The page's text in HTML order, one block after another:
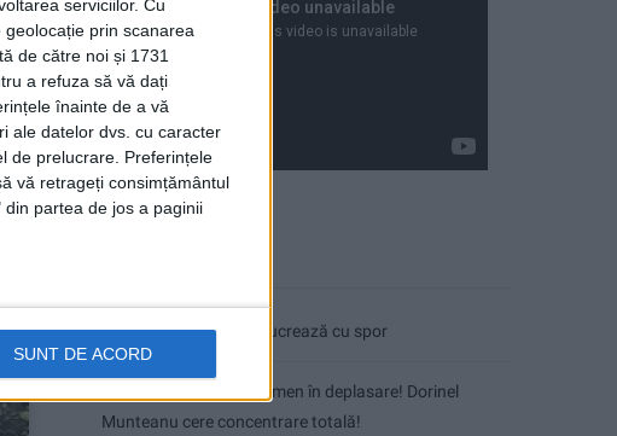
serviciilor. Cu
prin scanarea
de către noi și 1731
a refuza să vă dați
înainte de a vă
ale datelor dvs. cu caracter
de prelucrare. Preferințele
vă retrageți consimțământul
partea de jos a paginii
SUNT DE ACORD
Pe toate șantierele se lucrează cu spor
CSM Reșița, primul examen în deplasare! Dorinel
Munteanu cere concentrare totală!